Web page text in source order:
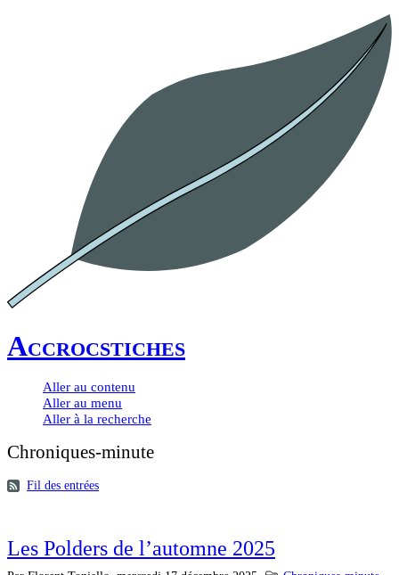
Accrocstiches
Aller au contenu
Aller au menu
Aller à la recherche
Chroniques-minute
Fil des entrées
Les Polders de l’automne 2025